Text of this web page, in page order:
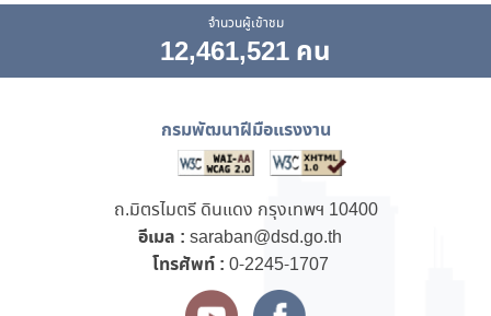
จำนวนผู้เข้าชม
12,461,521 คน
กรมพัฒนาฝีมือแรงงาน
ถ.มิตรไมตรี ดินแดง กรุงเทพฯ 10400
อีเมล : saraban@dsd.go.th
โทรศัพท์ : 0-2245-1707